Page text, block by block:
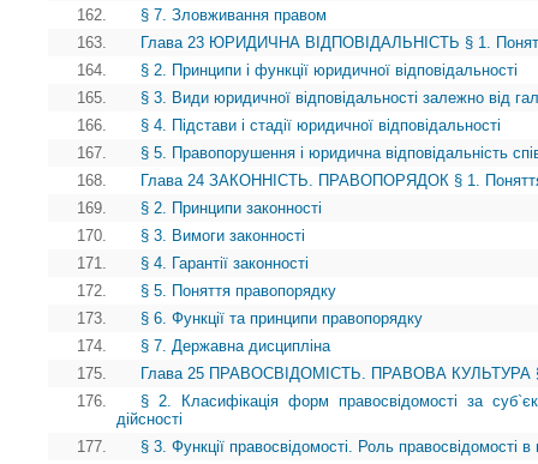
162.
§ 7. Зловживання правом
163.
Глава 23 ЮРИДИЧНА ВІДПОВІДАЛЬНІСТЬ § 1. Поняття
164.
§ 2. Принципи і функції юридичної відповідальності
165.
§ 3. Види юридичної відповідальності залежно від
166.
§ 4. Підстави і стадії юридичної відповідальності
167.
§ 5. Правопорушення і юридична відповідальність
168.
Глава 24 ЗАКОННІСТЬ. ПРАВОПОРЯДОК § 1. Поняття
169.
§ 2. Принципи законності
170.
§ 3. Вимоги законності
171.
§ 4. Гарантії законності
172.
§ 5. Поняття правопорядку
173.
§ 6. Функції та принципи правопорядку
174.
§ 7. Державна дисципліна
175.
Глава 25 ПРАВОСВІДОМІСТЬ. ПРАВОВА КУЛЬТУРА §
176.
§ 2. Класифікація форм правосвідомості за
дійсності
177.
§ 3. Функції правосвідомості. Роль правосвідомості в